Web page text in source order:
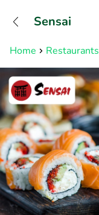
Home Restaurants
Sensai